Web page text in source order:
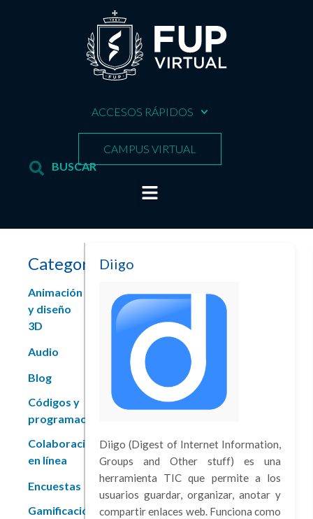
ACCESOS RÁPIDOS
CAMPUS VIRTUAL
Categorías
Animación
y diseño
3D
Audio
Blog
Códigos y
programación
Colaboración
en línea
Encuestas
Gamificación
Diigo
Diigo (Digest of Internet Information,
Groups and Other stuff) es una
herramienta TIC que permite a los
usuarios guardar, organizar, anotar y
compartir enlaces web. Funciona como